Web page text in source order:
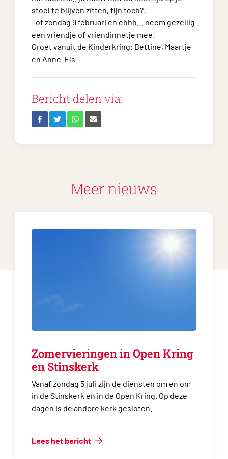
stoel te blijven zitten, fijn toch?!
Tot zondag 9 februari en ehhh… neem gezellig
een vriendje of vriendinnetje mee!
Groet vanuit de Kinderkring: Bettine, Maartje
en Anne-Els
Bericht delen via:
Meer nieuws
Zomervieringen in Open Kring
en Stinskerk
Vanaf zondag 5 juli zijn de diensten om en om
in de Stinskerk en in de Open Kring. Op deze
dagen is de andere kerk gesloten.
Lees het bericht